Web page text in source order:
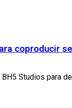
coproducir
Studios para